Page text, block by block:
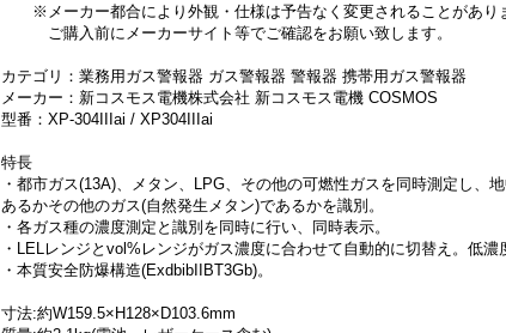
※メーカー都合により外観・仕様は予告なく変更されることがあり
ご購入前にメーカーサイト等でご確認をお願い致します。
カテゴリ：業務用ガス警報器 ガス警報器 警報器 携帯用ガス警報器
メーカー：新コスモス電機株式会社 新コスモス電機 COSMOS
型番：XP-304IIIai / XP304IIIai
特長
・都市ガス(13A)、メタン、LPG、その他の可燃性ガスを同時測定し、
あるかその他のガス(自然発生メタン)であるかを識別。
・各ガス種の濃度測定と識別を同時に行い、同時表示。
・LELレンジとvol%レンジがガス濃度に合わせて自動的に切替え。低
・本質安全防爆構造(ExdbibIIBT3Gb)。
寸法:約W159.5×H128×D103.6mm